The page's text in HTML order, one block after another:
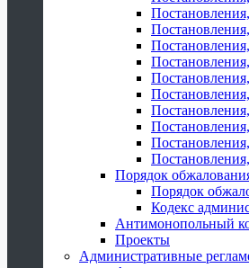
Порядок
Порядок
Кодекс
Антимонопольный
Проекты
Административные